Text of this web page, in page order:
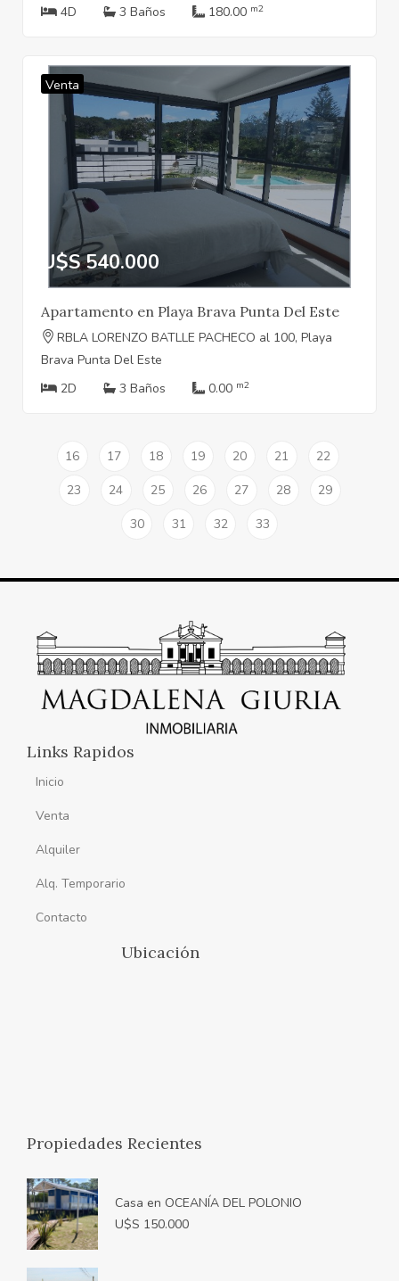
4D
3 Baños 180.00 m2
Venta
U$S 540.000
Apartamento en Playa Brava Punta Del Este
RBLA LORENZO BATLLE PACHECO al 100, Playa
Brava Punta Del Este
2D
3 Baños 0.00 m2
16 17 18 19 20 21
22
23
24 25 26 27 28
29
30
31 32 33
Links Rapidos
Inicio
Venta
Alquiler
Alq. Temporario
Contacto
Ubicación
Propiedades Recientes
Casa en OCEANÍA DEL POLONIO
U$S 150.000